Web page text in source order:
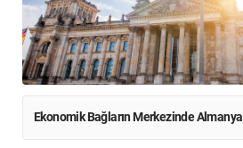
Ekonomik Bağların Merkezinde Almanya